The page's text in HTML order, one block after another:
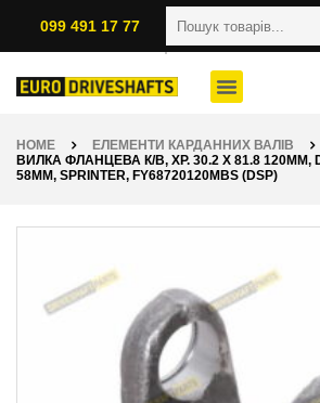
099 491 17 77
HOME ЕЛЕМЕНТИ КАРДАННИХ ВАЛІВ
ВИЛКА ФЛАНЦЕВА К/В, ХР. 30.2 X 81.8 120ММ,
58ММ, SPRINTER, FY68720120MBS (DSP)